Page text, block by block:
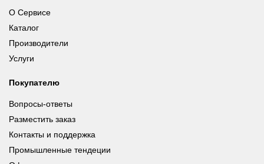
О Сервисе
Каталог
Производители
Услуги
Покупателю
Вопросы-ответы
Разместить заказ
Контакты и поддержка
Промышленные тендеции